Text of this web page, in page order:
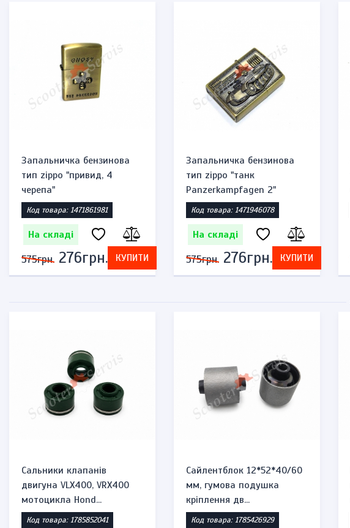
Запальничка бензинова
тип zippo "привид, 4
черепа"
Код товара: 1471861981
На складі
575грн. 276грн. КУПИТИ
Запальничка бензинова
тип zippo "танк
Panzerkampfagen 2"
Код товара: 1471946078
На складі
575грн. 276грн. КУПИТИ
Сальники клапанів
двигуна VLX400, VRX400
мотоцикла Hond...
Код товара: 1785852041
Сайлентблок 12*52*40/60
мм, гумова подушка
кріплення дв...
Код товара: 1785426929